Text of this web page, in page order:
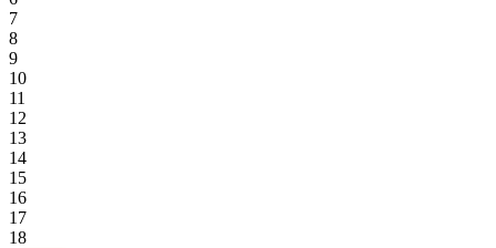
7
8
9
10
11
12
13
14
15
16
17
18